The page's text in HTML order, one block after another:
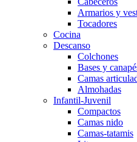
Armarios y
Tocadores
Cocina
Descanso
Colchones
Bases y
Camas
Almohadas
Infantil-Juvenil
Compactos
Camas nido
Camas-tatamis